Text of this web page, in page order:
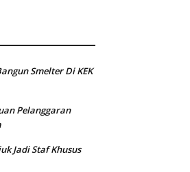
Smelter Di KEK
Pelanggaran
Jadi Staf Khusus